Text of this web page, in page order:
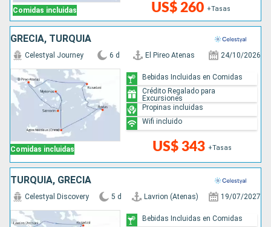
Comidas incluidas US$ 260 +Tasas
GRECIA, TURQUÍA
Comidas incluidas
Celestyal Journey 6 d El Pireo Atenas 24/10/2026
US$ 343 +Tasas
Bebidas Incluidas en Comidas
Crédito Regalado para
Excursiones
Propinas incluidas
Wifi incluido
TURQUÍA, GRECIA
Celestyal Discovery 5 d Lavrion (Atenas) 19/07/2027
Bebidas Incluidas en Comidas